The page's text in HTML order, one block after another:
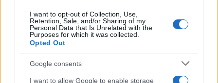
I want to opt-out of Collection, Use,
Retention, Sale, and/or Sharing of my
Personal Data that Is Unrelated with the
Purposes for which it was collected.
Opted Out
Google consents
I want to allow Google to enable storage